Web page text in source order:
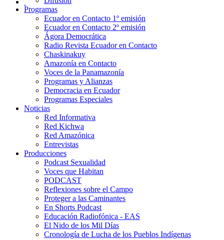
Programas
Ecuador en Contacto 1º emisión
Ecuador en Contacto 2º emisión
Ágora Democrática
Radio Revista Ecuador en Contacto
Chaskinakuy
Amazonía en Contacto
Voces de la Panamazonía
Programas y Alianzas
Democracia en Ecuador
Programas Especiales
Noticias
Red Informativa
Red Kichwa
Red Amazónica
Entrevistas
Producciones
Podcast Sexualidad
Voces que Habitan
PODCAST
Reflexiones sobre el Campo
Proteger a las Caminantes
En Shorts Podcast
Educación Radiofónica - EAS
El Nido de los Mil Días
Cronología de Lucha de los Pueblos Indígenas